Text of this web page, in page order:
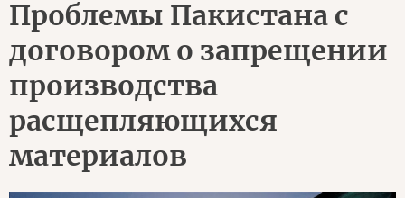
Проблемы Пакистана с
договором о запрещении
производства
расщепляющихся
материалов